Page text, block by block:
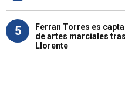
5
Ferran Torres es
de artes marciales
Llorente